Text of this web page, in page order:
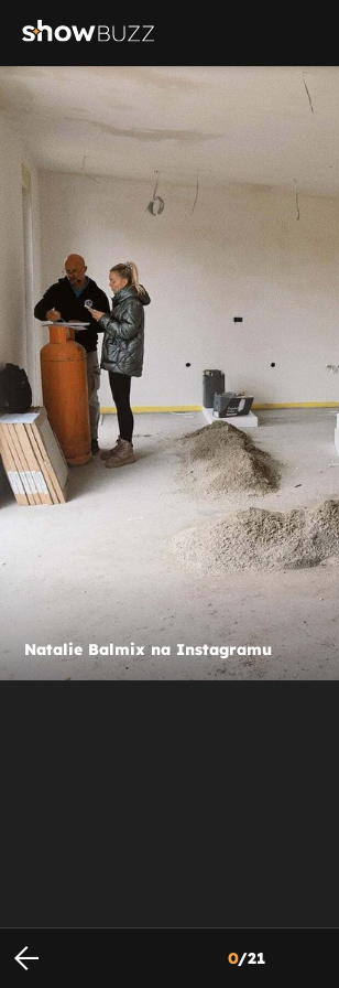
Natalie Balmix na Instagramu
0/21